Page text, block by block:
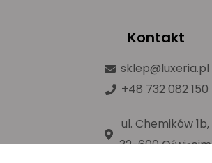
Kontakt
sklep@luxeria.pl
+48 732 082 150
ul. Chemików 1b,
32-600 Oświęcim